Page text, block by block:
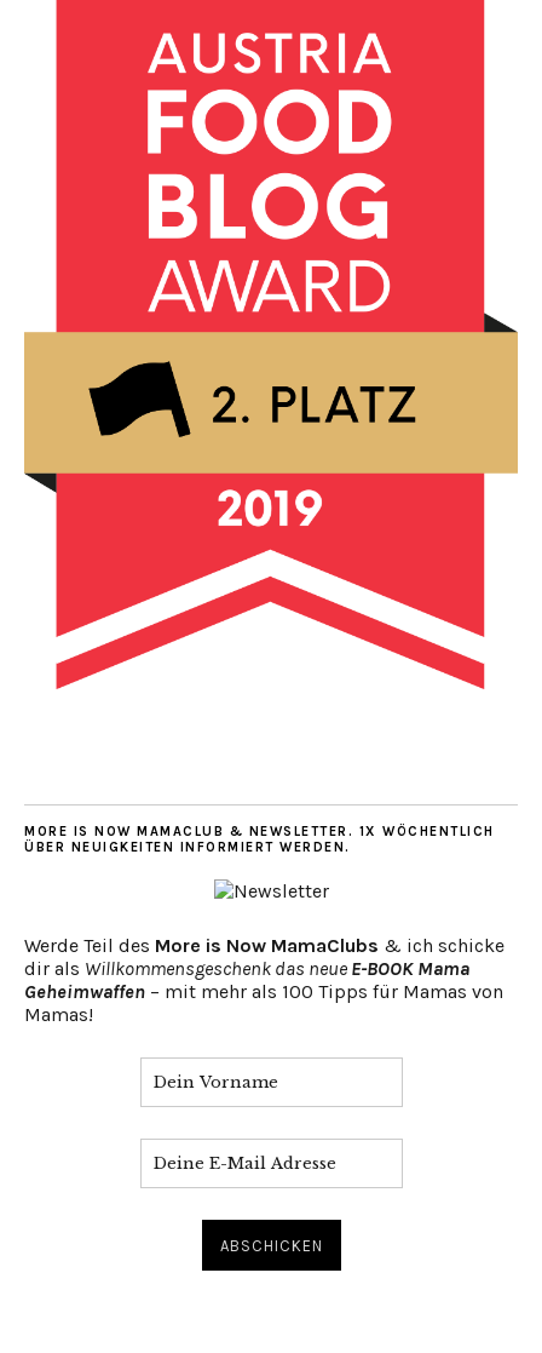
MORE IS NOW MAMACLUB & NEWSLETTER. 1X WÖCHENTLICH
ÜBER NEUIGKEITEN INFORMIERT WERDEN.
Werde Teil des More is Now MamaClubs & ich schicke
dir als Willkommensgeschenk das neue E-BOOK Mama
Geheimwaffen – mit mehr als 100 Tipps für Mamas von
Mamas!